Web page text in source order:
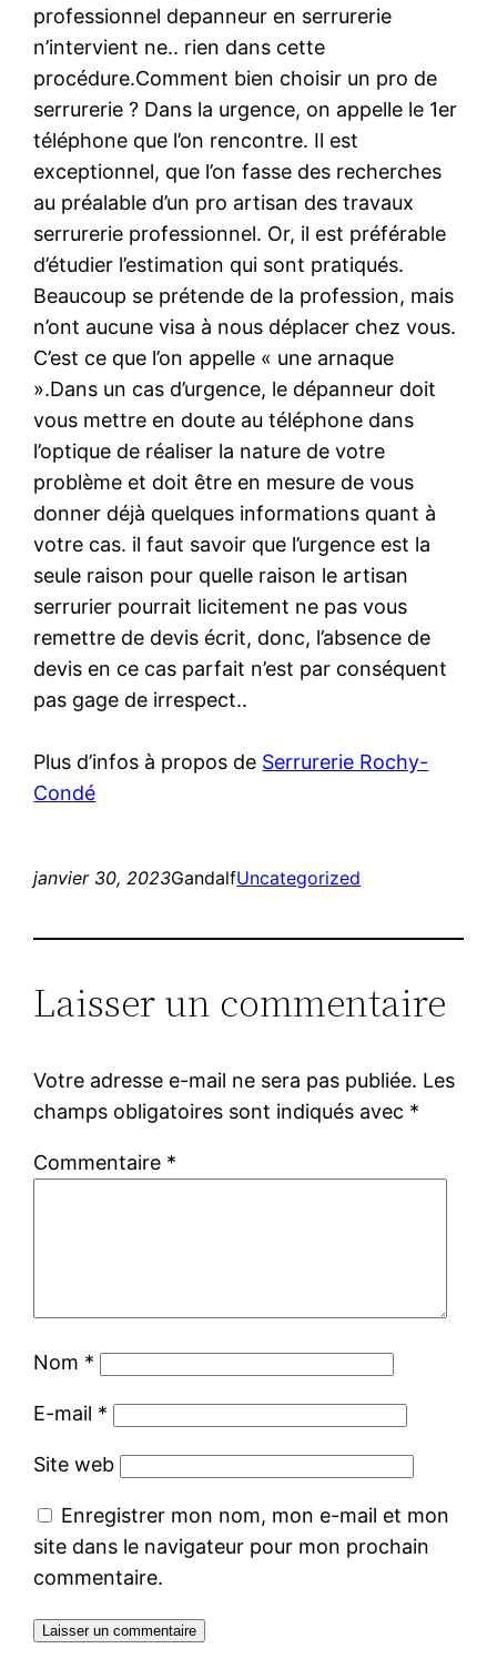
professionnel depanneur en serrurerie
n’intervient ne.. rien dans cette
procédure.Comment bien choisir un pro de
serrurerie ? Dans la urgence, on appelle le 1er
téléphone que l’on rencontre. Il est
exceptionnel, que l’on fasse des recherches
au préalable d’un pro artisan des travaux
serrurerie professionnel. Or, il est préférable
d’étudier l’estimation qui sont pratiqués.
Beaucoup se prétende de la profession, mais
n’ont aucune visa à nous déplacer chez vous.
C’est ce que l’on appelle « une arnaque
».Dans un cas d’urgence, le dépanneur doit
vous mettre en doute au téléphone dans
l’optique de réaliser la nature de votre
problème et doit être en mesure de vous
donner déjà quelques informations quant à
votre cas. il faut savoir que l’urgence est la
seule raison pour quelle raison le artisan
serrurier pourrait licitement ne pas vous
remettre de devis écrit, donc, l’absence de
devis en ce cas parfait n’est par conséquent
pas gage de irrespect..
Plus d’infos à propos de Serrurerie Rochy-
Condé
janvier 30, 2023GandalfUncategorized
Laisser un commentaire
Votre adresse e-mail ne sera pas publiée. Les
champs obligatoires sont indiqués avec *
Commentaire *
Nom *
E-mail *
Site web
Enregistrer mon nom, mon e-mail et mon
site dans le navigateur pour mon prochain
commentaire.